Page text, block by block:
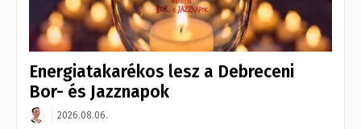
Energiatakarékos lesz a Debreceni
Bor- és Jazznapok
2026.08.06.